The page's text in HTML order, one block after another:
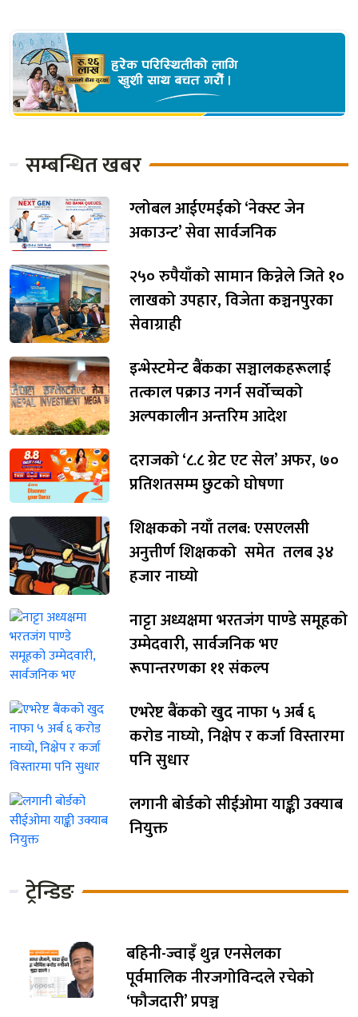
सम्बन्धित खबर
ग्लोबल आईएमईको ‘नेक्स्ट जेन
अकाउन्ट’ सेवा सार्वजनिक
२५० रुपैयाँको सामान किन्नेले जिते १०
लाखको उपहार, विजेता कञ्चनपुरका
सेवाग्राही
इन्भेस्टमेन्ट बैंकका सञ्चालकहरूलाई
तत्काल पक्राउ नगर्न सर्वोच्चको
अल्पकालीन अन्तरिम आदेश
दराजको ‘८.८ ग्रेट एट सेल’ अफर, ७०
प्रतिशतसम्म छुटको घोषणा
शिक्षकको नयाँ तलब: एसएलसी
अनुत्तीर्ण शिक्षकको समेत तलब ३४
हजार नाघ्यो
नाट्टा अध्यक्षमा भरतजंग पाण्डे समूहको
उम्मेदवारी, सार्वजनिक भए
रूपान्तरणका ११ संकल्प
एभरेष्ट बैंकको खुद नाफा ५ अर्ब ६
करोड नाघ्यो, निक्षेप र कर्जा विस्तारमा
पनि सुधार
लगानी बोर्डको सीईओमा याङ्की उक्याब
नियुक्त
ट्रेन्डिङ
बहिनी-ज्वाइँ थुन्न एनसेलका
पूर्वमालिक नीरजगोविन्दले रचेको
‘फौजदारी’ प्रपञ्च